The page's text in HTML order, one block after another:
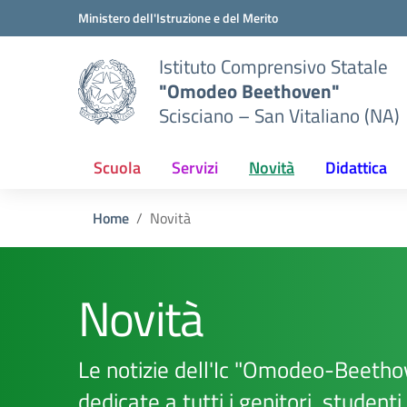
Vai ai contenuti
Vai al menu di navigazioneMinistero dell'Istruzione e del Merito
Istituto Comprensivo Statale
"Omodeo Beethoven"
Scisciano – San Vitaliano (NA)
Scuola Servizi Novità Didattica
Home Novità
Novità
Le notizie dell'Ic "Omodeo-